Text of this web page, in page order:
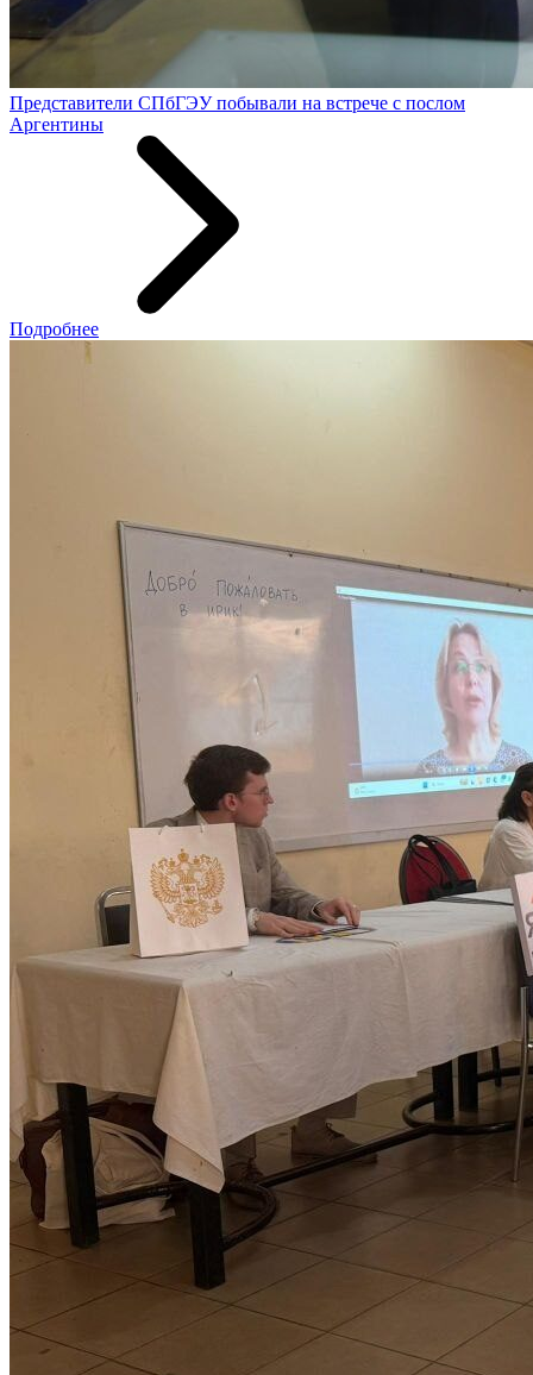
Представители СПбГЭУ побывали на встрече с послом
Аргентины
Подробнее